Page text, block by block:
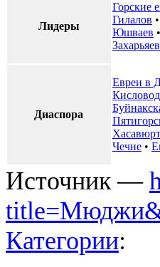
Лидеры
Горские
Гилалов •
Юшваев •
Захарьяев
Диаспора
Евреи в
Чечне •
Источник —
Категории: